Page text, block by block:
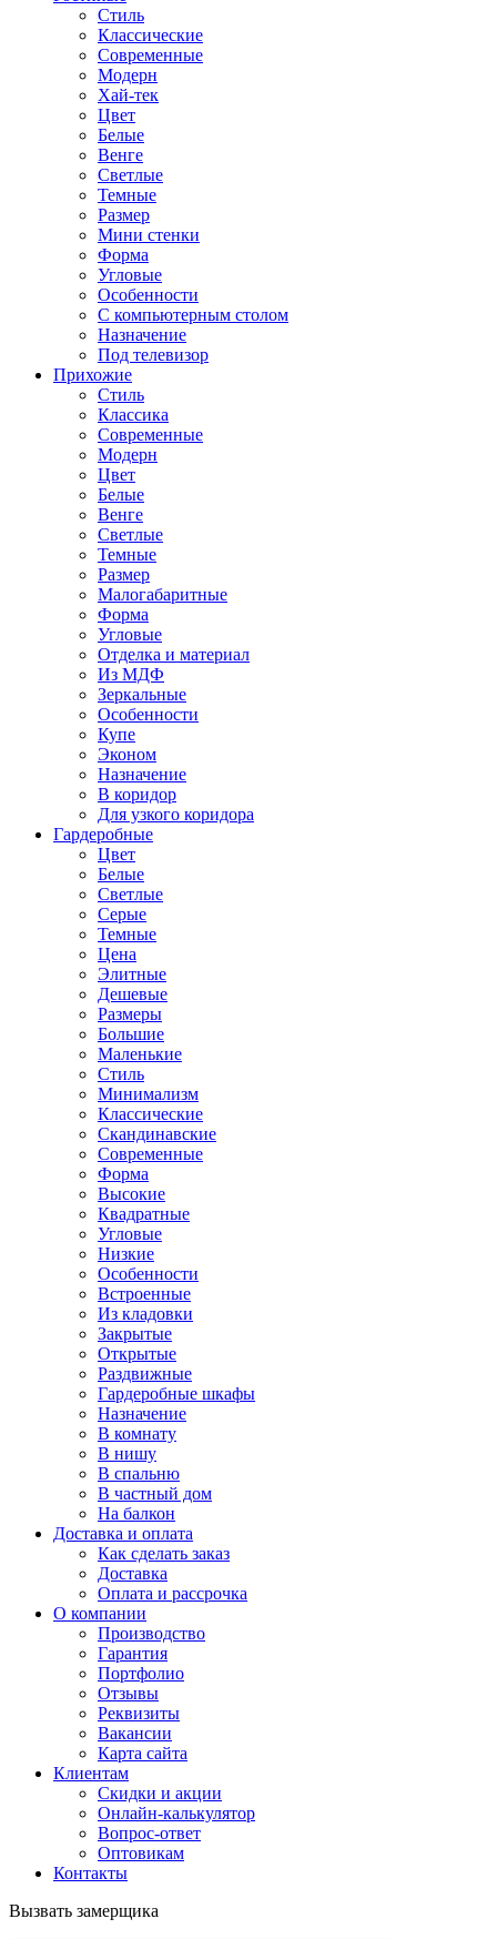
Стиль
Классические
Современные
Модерн
Хай-тек
Цвет
Белые
Венге
Светлые
Темные
Размер
Мини стенки
Форма
Угловые
Особенности
С компьютерным столом
Назначение
Под телевизор
Прихожие
Стиль
Классика
Современные
Модерн
Цвет
Белые
Венге
Светлые
Темные
Размер
Малогабаритные
Форма
Угловые
Отделка и материал
Из МДФ
Зеркальные
Особенности
Купе
Эконом
Назначение
В коридор
Для узкого коридора
Гардеробные
Цвет
Белые
Светлые
Серые
Темные
Цена
Элитные
Дешевые
Размеры
Большие
Маленькие
Стиль
Минимализм
Классические
Скандинавские
Современные
Форма
Высокие
Квадратные
Угловые
Низкие
Особенности
Встроенные
Из кладовки
Закрытые
Открытые
Раздвижные
Гардеробные шкафы
Назначение
В комнату
В нишу
В спальню
В частный дом
На балкон
Доставка и оплата
Как сделать заказ
Доставка
Оплата и рассрочка
О компании
Производство
Гарантия
Портфолио
Отзывы
Реквизиты
Вакансии
Карта сайта
Клиентам
Скидки и акции
Онлайн-калькулятор
Вопрос-ответ
Оптовикам
Контакты
Вызвать замерщика